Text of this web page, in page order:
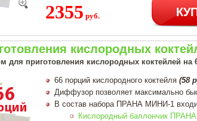
2355 руб.
кислородных
для приготовления кислородных коктейлей на
66 порций кислородного коктейля (58
Диффузор позволяет максимально
В состав набора ПРАНА МИНИ-1
Кислородный баллончик ПРАНА